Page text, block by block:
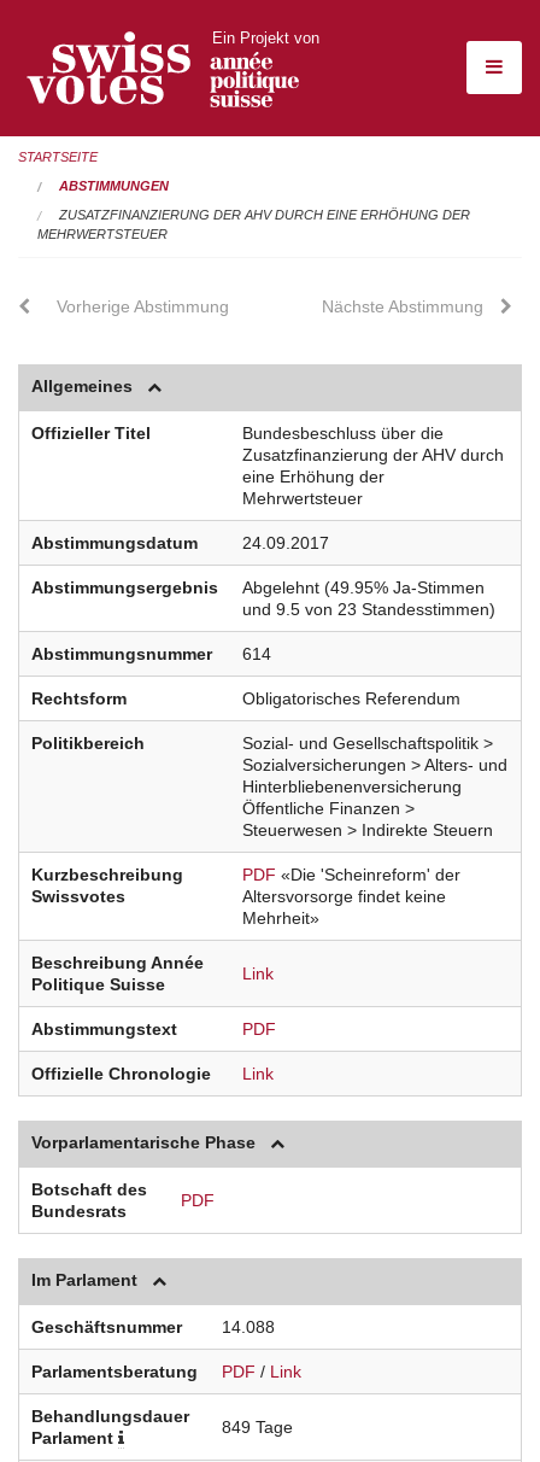
Ein Projekt von
STARTSEITE
ABSTIMMUNGEN
ZUSATZFINANZIERUNG DER AHV DURCH EINE ERHÖHUNG DER
MEHRWERTSTEUER
Vorherige Abstimmung Nächste Abstimmung
Allgemeines
Offizieller Titel
Bundesbeschluss über die
Zusatzfinanzierung der AHV durch
eine Erhöhung der
Mehrwertsteuer
Abstimmungsdatum 24.09.2017
Abstimmungsergebnis
Abgelehnt (49.95% Ja-Stimmen
und 9.5 von 23 Standesstimmen)
Abstimmungsnummer 614
Rechtsform Obligatorisches Referendum
Politikbereich
Sozial- und Gesellschaftspolitik >
Sozialversicherungen > Alters- und
Hinterbliebenenversicherung
Öffentliche Finanzen >
Steuerwesen > Indirekte Steuern
Kurzbeschreibung
Swissvotes
PDF «Die 'Scheinreform' der
Altersvorsorge findet keine
Mehrheit»
Beschreibung Année
Politique Suisse
Link
Abstimmungstext PDF
Offizielle Chronologie Link
Vorparlamentarische Phase
Botschaft des
Bundesrats
PDF
Im Parlament
Geschäftsnummer 14.088
Parlamentsberatung PDF / Link
Behandlungsdauer
Parlament
849 Tage